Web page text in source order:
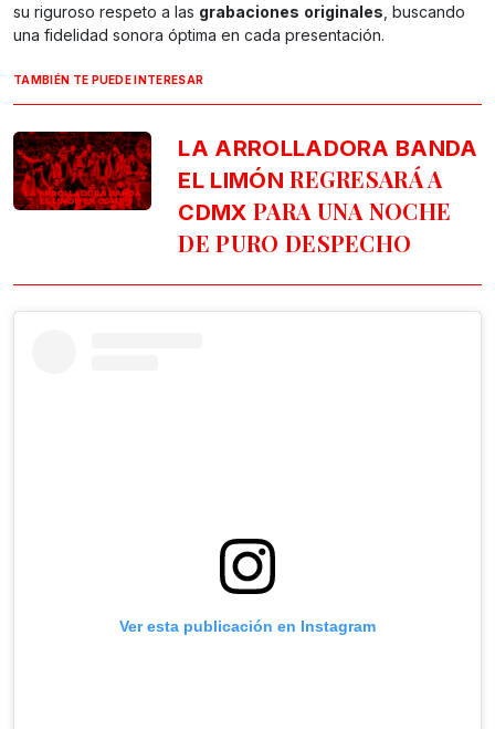
su riguroso respeto a las grabaciones originales, buscando
una fidelidad sonora óptima en cada presentación.
TAMBIÉN TE PUEDE INTERESAR
LA ARROLLADORA BANDA
EL LIMÓN REGRESARÁ A
CDMX PARA UNA NOCHE
DE PURO DESPECHO
Ver esta publicación en Instagram